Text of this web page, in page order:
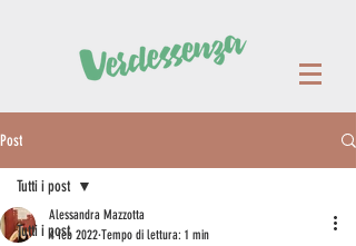
Post
Tutti i post
Tutti i post
Alessandra Mazzotta
4 feb 2022 Tempo di lettura: 1 min